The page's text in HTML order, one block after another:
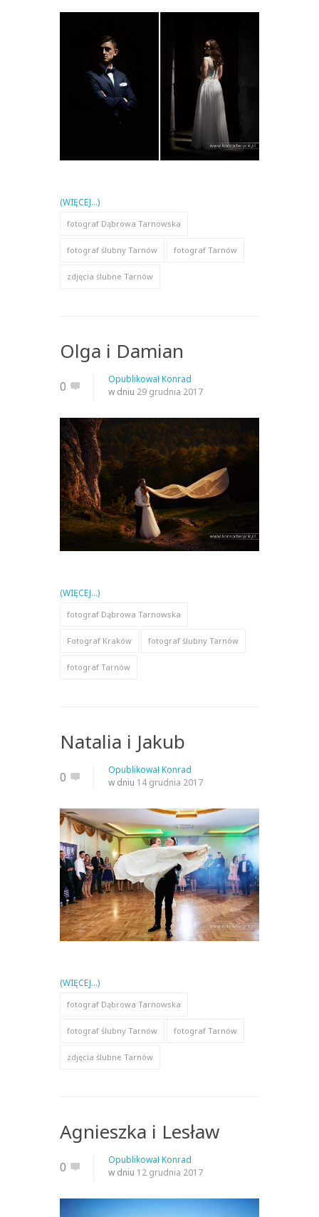
(WIĘCEJ…)
fotograf Dąbrowa Tarnowska
fotograf ślubny Tarnów fotograf Tarnów
zdjęcia ślubne Tarnów
Olga i Damian
0 OpublikowałKonrad
w dniu 29 grudnia 2017
(WIĘCEJ…)
fotograf Dąbrowa Tarnowska
Fotograf Kraków fotograf ślubny Tarnów
fotograf Tarnów
Natalia i Jakub
0 OpublikowałKonrad
w dniu 14 grudnia 2017
(WIĘCEJ…)
fotograf Dąbrowa Tarnowska
fotograf ślubny Tarnów fotograf Tarnów
zdjęcia ślubne Tarnów
Agnieszka i Lesław
0 OpublikowałKonrad
w dniu 12 grudnia 2017